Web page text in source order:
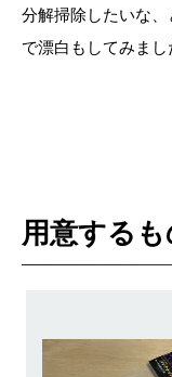
分解掃除したいな
で漂白もしてみまし
用意するも